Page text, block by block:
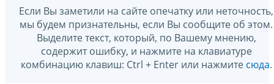
Если Вы заметили на сайте опечатку или неточность,
мы будем признательны, если Вы сообщите об этом.
Выделите текст, который, по Вашему мнению,
содержит ошибку, и нажмите на клавиатуре
комбинацию клавиш: Ctrl + Enter или нажмите сюда.